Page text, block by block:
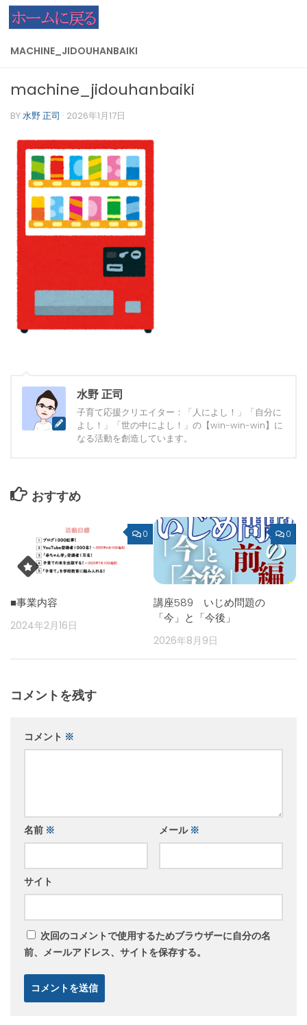
コンテンツへスキップ
MACHINE_JIDOUHANBAIKI
machine_jidouhanbaiki
BY水野 正司 · 2026年1月17日
水野 正司
子育て応援クリエイター：「人によし！」「自分に
よし！」「世の中によし！」の【win-win-win】に
なる活動を創造しています。
おすすめ
0
■事業内容
2024年2月16日
0
講座589 いじめ問題の
「今」と「今後」
2026年8月9日
コメントを残す
コメント ※
名前 ※ メール ※
サイト
次回のコメントで使用するためブラウザーに自分の名
前、メールアドレス、サイトを保存する。